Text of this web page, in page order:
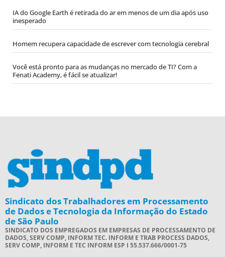
IA do Google Earth é retirada do ar em menos de um dia após uso
inesperado
Homem recupera capacidade de escrever com tecnologia cerebral
Você está pronto para as mudanças no mercado de TI? Com a
Fenati Academy, é fácil se atualizar!
Sindicato dos Trabalhadores em Processamento
de Dados e Tecnologia da Informação do Estado
de São Paulo
SINDICATO DOS EMPREGADOS EM EMPRESAS DE PROCESSAMENTO DE
DADOS, SERV COMP, INFORM TEC. INFORM E TRAB PROCESS DADOS,
SERV COMP, INFORM E TEC INFORM ESP I 55.537.666/0001-75